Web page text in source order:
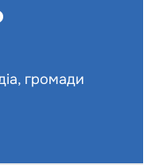
громади